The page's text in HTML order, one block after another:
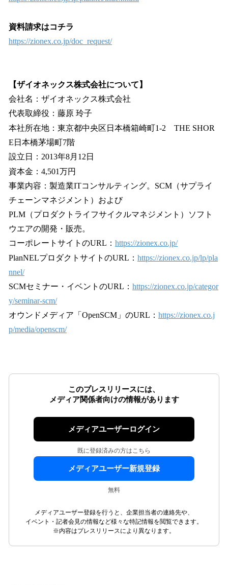
資料請求はコチラ
https://zionex.co.jp/doc_request/
【ザイオネックス株式会社について】
会社名：ザイオネックス株式会社
代表取締役：藤原 玲子
本社所在地：東京都中央区日本橋箱崎町1-2 THE SHOR
E日本橋茅場町7階
設立日：2013年8月12日
資本金：4,501万円
事業内容：製造業ITコンサルティング。SCM（サプライ
チェーンマネジメント）および
PLM（プロダクトライフサイクルマネジメント）ソフト
ウエアの開発・販売。
コーポレートサイトのURL： https://zionex.co.jp/
PlanNELプロダクトサイトのURL： https://zionex.co.jp/lp/pla
nnel/
SCMセミナー・イベントのURL： https://zionex.co.jp/categor
y/seminar-scm/
オウンドメディア「OpenSCM」のURL： https://zionex.co.j
p/media/openscm/
このプレスリリースには、
メディア関係者向けの情報があります
メディアユーザーログイン
既に登録済みの方はこちら
メディアユーザー新規登録
無料
メディアユーザー登録を行うと、企業担当者の連絡先や、
イベント・記者会見の情報など様々な特記情報を閲覧できます。
※内容はプレスリリースにより異なります。